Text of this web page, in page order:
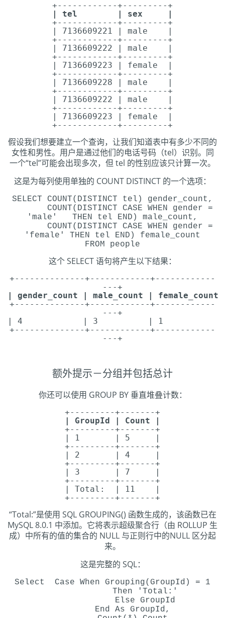
+------------+---------+
| tel | sex |
+------------+---------+
| 7136609221 | male |
+------------+---------+
| 7136609222 | male |
+------------+---------+
| 7136609223 | female |
+------------+---------+
| 7136609228 | male |
+------------+---------+
| 7136609222 | male |
+------------+---------+
| 7136609223 | female |
+------------+---------+
假设我们想要建立一个查询，让我们知道表中有多少不同的
女性和男性。用户是通过他们的电话号码（tel）识别。同
一个“tel”可能会出现多次，但 tel 的性别应该只计算一次。
这是为每列使用单独的 COUNT DISTINCT 的一个选项：
SELECT COUNT(DISTINCT tel) gender_count,
COUNT(DISTINCT CASE WHEN gender =
'male' THEN tel END) male_count,
COUNT(DISTINCT CASE WHEN gender =
'female' THEN tel END) female_count
FROM people
这个 SELECT 语句将产生以下结果：
+--------------+------------+------------
---+
| gender_count | male_count |
+--------------+------------+------------
---+
| 4 | 3 | 1
+--------------+------------+------------
---+
额外提示－分组并包括总计
你还可以使用 GROUP BY 垂直堆叠计数：
+---------+-------+
| GroupId | Count |
+---------+-------+
| 1 | 5 |
+---------+-------+
| 2 | 4 |
+---------+-------+
| 3 | 7 |
+---------+-------+
| Total: | 11 |
+---------+-------+
“Total:”是使用 SQL GROUPING() 函数生成的，该函数已在
MySQL 8.0.1 中添加。它将表示超级聚合行（由 ROLLUP 生
成）中所有的值的集合的 NULL 与正则行中的NULL 区分起
来。
这是完整的 SQL：
Select Case When Grouping(GroupId) = 1
Then 'Total:'
Else GroupId
End As GroupId,